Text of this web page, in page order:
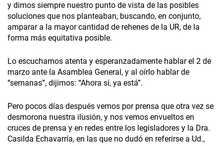
y dimos siempre nuestro punto de vista de las posibles
soluciones que nos planteaban, buscando, en conjunto,
amparar a la mayor cantidad de rehenes de la UR, de la
forma más equitativa posible.
Lo escuchamos atenta y esperanzadamente hablar el 2 de
marzo ante la Asamblea General, y al oírlo hablar de
“semanas”, dijimos: “Ahora sí, ya está”.
Pero pocos días después vemos por prensa que otra vez se
desmorona nuestra ilusión, y nos vemos envueltos en
cruces de prensa y en redes entre los legisladores y la Dra.
Casilda Echavarría, en las que no dudó en referirse a Ud.,